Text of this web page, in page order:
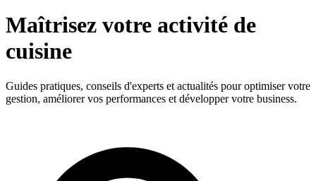
Maîtrisez votre activité de
cuisine
Guides pratiques, conseils d'experts et actualités pour optimiser votre
gestion, améliorer vos performances et développer votre business.